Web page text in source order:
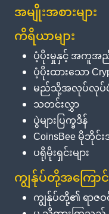
အမျိုးအစားများ
ကိရိယာများ
ပံ့ပိုးမှုနှင့် အကူအ
ပံ့ပိုးထားသော
မည်သို့အလုပ်လုပ်
သတင်းလွှာ
ပွဲများပြက္ခဒိန်
CoinsBee မိုဘို
ပရိုမိုးရှင်းများ
ကျွန်ုပ်တို့အကြော
ကျွန်ုပ်တို့၏ ရာဇ